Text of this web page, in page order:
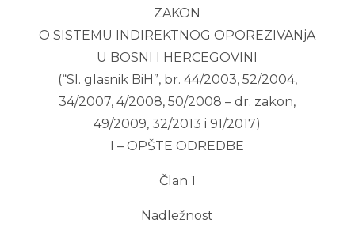
ZAKON
O SISTEMU INDIREKTNOG OPOREZIVANjA
U BOSNI I HERCEGOVINI
(“Sl. glasnik BiH”, br. 44/2003, 52/2004,
34/2007, 4/2008, 50/2008 – dr. zakon,
49/2009, 32/2013 i 91/2017)
I – OPŠTE ODREDBE
Član 1
Nadležnost